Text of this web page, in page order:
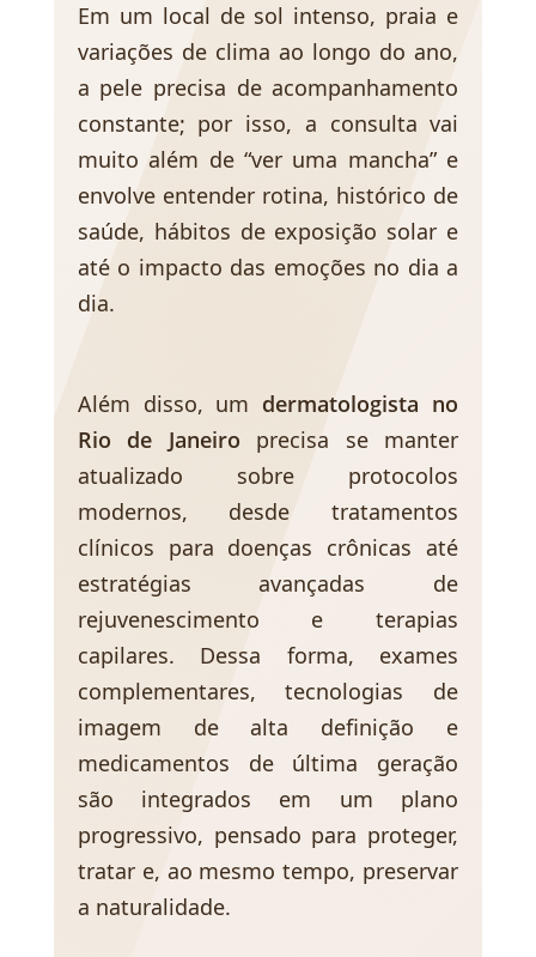
Em um local de sol intenso, praia e
variações de clima ao longo do ano,
a pele precisa de acompanhamento
constante; por isso, a consulta vai
muito além de “ver uma mancha” e
envolve entender rotina, histórico de
saúde, hábitos de exposição solar e
até o impacto das emoções no dia a
dia.
Além disso, um dermatologista no
Rio de Janeiro precisa se manter
atualizado sobre protocolos
modernos, desde tratamentos
clínicos para doenças crônicas até
estratégias avançadas de
rejuvenescimento e terapias
capilares. Dessa forma, exames
complementares, tecnologias de
imagem de alta definição e
medicamentos de última geração
são integrados em um plano
progressivo, pensado para proteger,
tratar e, ao mesmo tempo, preservar
a naturalidade.